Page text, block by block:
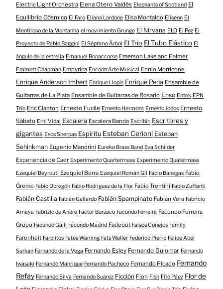
Electric Light Orchestra Elena Otero Valdés Elephants of Scotland El
Equilibrio Cósmico El Faro Eliana Lardone Elisa Montaldo Eliseon El
Mentiroso de la Montanha el movimiento Grunge El Nirvana ELO El Pez El
Proyecto de Pablo Baggini El Séptimo Árbol El Trío El Tubo Elástico El
ángulo de la estrella Emanuel Bonaccorso Emerson Lake and Palmer
Emmett Chapman Empyrica EncontrArte Musical Ennio Morricone
Enrique Anderson Imbert Enrique Llopis Enrique Peña Ensamble de
Guitarras de La Plata Ensamble de Guitarras de Rosario Enso Entek EPN
Trío Eric Clapton Ernesto Fucile Ernesto Hermoza Ernesto Jodos Ernesto
Sábato Erni Vidal Escalera Escalera Banda Escribir: Escritores y
gigantes Esos Sherpas Espíritu Esteban Cerioni Esteban
Sehinkman Eugenio Mandrini Eureka Brass Band Eva Schilder
Experiencia de Caer Experimento Quartermass Experimento Quatermass
Ezequiel Beyrouti Ezequiel Borra Ezequiel Román Gil Fabio Banegas Fabio
Gremo Fabio Obregón Fabio Rodriguez de la Flor Fabio Trentini Fabio Zuffanti
Fabián Castilla Fabián Gallardo Fabián Spampinato Fabián Vera Fabricio
Amaya Fabrizio de Andre Factor Burzaco Facundo Ferreira Facundo Ferreira
Grupo Facundo Galli Facundo Madrid Fadeout Falsos Conejos Family
Farenheit Farolitos Fates Warning Fats Waller Federico Pierro Felipe Abel
Surkan Fernando de la Vega Fernando Esley Fernando Guiomar Fernando
Iwasaki Fernando Manrique Fernando Pacheco Fernando Picado Fernando
Refay Fernando Silva Fernando Suarez Ficción Fion Fish Fito Páez Flor de